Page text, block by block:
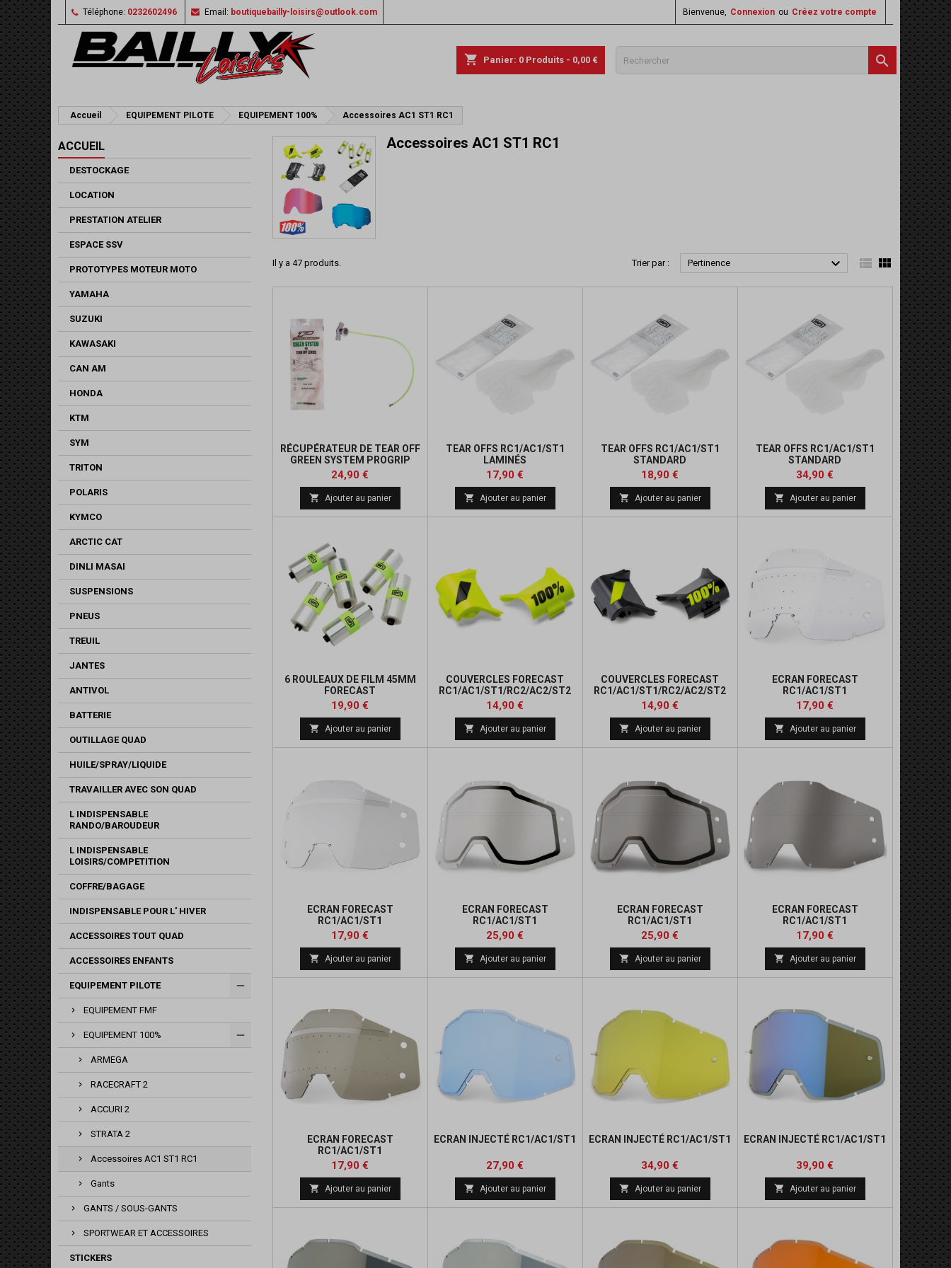
Téléphone: 0232602496 Email: boutiquebailly-loisirs@outlook.com Bienvenue, Connexion ou Créez votre compte

shopping_cart Panier: 0 Produits - 0,00 €
Accueil EQUIPEMENT PILOTE EQUIPEMENT 100% Accessoires AC1 ST1 RC1
ACCUEIL
DESTOCKAGE
LOCATION
PRESTATION ATELIER
ESPACE SSV
PROTOTYPES MOTEUR MOTO
YAMAHA
SUZUKI
KAWASAKI
CAN AM
HONDA
KTM
SYM
TRITON
POLARIS
KYMCO
ARCTIC CAT
DINLI MASAI
SUSPENSIONS
PNEUS
TREUIL
JANTES
ANTIVOL
BATTERIE
OUTILLAGE QUAD
HUILE/SPRAY/LIQUIDE
TRAVAILLER AVEC SON QUAD
L INDISPENSABLE
RANDO/BAROUDEUR
L INDISPENSABLE
LOISIRS/COMPETITION
COFFRE/BAGAGE
INDISPENSABLE POUR L' HIVER
ACCESSOIRES TOUT QUAD
ACCESSOIRES ENFANTS
EQUIPEMENT PILOTE
EQUIPEMENT FMF
EQUIPEMENT 100%
ARMEGA
RACECRAFT 2
ACCURI 2
STRATA 2
Accessoires AC1 ST1 RC1
Gants
GANTS / SOUS-GANTS
SPORTWEAR ET ACCESSOIRES
STICKERS
Accessoires AC1 ST1 RC1
Il y a 47 produits. Trier par : Pertinence   
RÉCUPÉRATEUR DE TEAR OFF
GREEN SYSTEM PROGRIP
UNIVERSEL
Prix
24,90 €
 Ajouter au panier
TEAR OFFS RC1/AC1/ST1
LAMINÉS
Prix
17,90 €
 Ajouter au panier
TEAR OFFS RC1/AC1/ST1
STANDARD
Prix
18,90 €
 Ajouter au panier
TEAR OFFS RC1/AC1/ST1
STANDARD
Prix
34,90 €
 Ajouter au panier
6 ROULEAUX DE FILM 45MM
FORECAST
RC1/AC1/ST1/RC2/AC2/ST2
(ADULTE/ENFANT)
Prix
19,90 €
 Ajouter au panier
COUVERCLES FORECAST
RC1/AC1/ST1/RC2/AC2/ST2
Prix
14,90 €
 Ajouter au panier
COUVERCLES FORECAST
RC1/AC1/ST1/RC2/AC2/ST2
Prix
14,90 €
 Ajouter au panier
ECRAN FORECAST
RC1/AC1/ST1
Prix
17,90 €
 Ajouter au panier
ECRAN FORECAST
RC1/AC1/ST1
Prix
17,90 €
 Ajouter au panier
ECRAN FORECAST
RC1/AC1/ST1
Prix
25,90 €
 Ajouter au panier
ECRAN FORECAST
RC1/AC1/ST1
Prix
25,90 €
 Ajouter au panier
ECRAN FORECAST
RC1/AC1/ST1
Prix
17,90 €
 Ajouter au panier
ECRAN FORECAST
RC1/AC1/ST1
Prix
17,90 €
 Ajouter au panier
ECRAN INJECTÉ RC1/AC1/ST1
Prix
27,90 €
 Ajouter au panier
ECRAN INJECTÉ RC1/AC1/ST1
Prix
34,90 €
 Ajouter au panier
ECRAN INJECTÉ RC1/AC1/ST1
Prix
39,90 €
 Ajouter au panier